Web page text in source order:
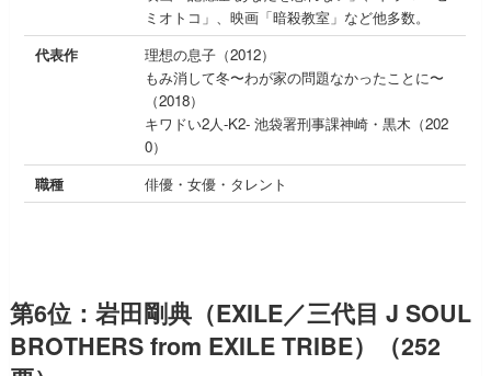
ミオトコ」、映画「暗殺教室」など他多数。
代表作
理想の息子（2012）
もみ消して冬〜わが家の問題なかったことに〜
（2018）
キワドい2人-K2- 池袋署刑事課神崎・黒木（202
0）
職種
俳優・女優・タレント
第6位：岩田剛典（EXILE／三代目 J SOUL
BROTHERS from EXILE TRIBE）（252